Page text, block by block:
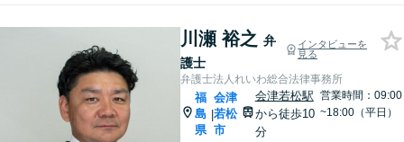
川瀬 裕之 弁
護士
インタビューを
見る
弁護士法人れいわ総合法律事務所
福
島
県
|
会津
若松
市
会津若松駅
から徒歩10
分
営業時間：09:00
~18:00（平日）